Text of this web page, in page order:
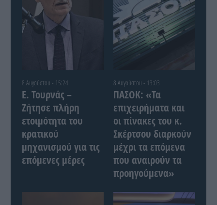
8 Αυγούστου - 15:24
Ε. Τουρνάς –
Ζήτησε πλήρη
ετοιμότητα του
κρατικού
μηχανισμού για τις
επόμενες μέρες
8 Αυγούστου - 13:03
ΠΑΣΟΚ: «Τα
επιχειρήματα και
οι πίνακες του κ.
Σκέρτσου διαρκούν
μέχρι τα επόμενα
που αναιρούν τα
προηγούμενα»